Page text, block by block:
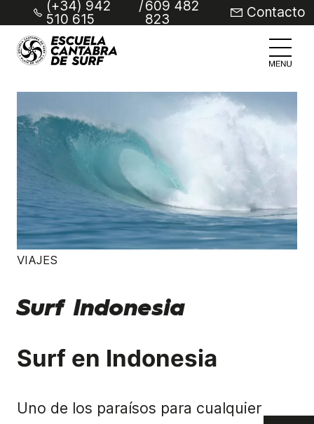
(+34) 942
510 615
/609 482
823 Contacto
VIAJES
Surf Indonesia
Surf en Indonesia
Uno de los paraísos para cualquier